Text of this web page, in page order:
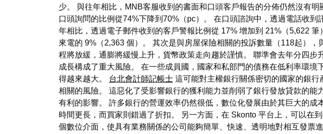
少。 與往年相比，MNB客服收到的書面和口頭客戶報告的分佈仍然沒有
口頭詢問的比例從74%下降到70%（pc）。 在口頭諮詢中，透過電話收
年相比，透過電子郵件收到的客戶警報比例從 17% 增加到 21%（5,622
來電的 9%（2,363 個）。 其次是與房屋保險相關的投訴數量（118起）
程將放緩，通膨將緩慢上升，貨幣政策走向趨於謹慎。 聯準會去年分四
成長構成了重大風險。 在一些成員國，國家和私部門的債務在低利率環
得越來越大。 台北會計師記帳士 這可能對主權銀行關係密切的國家的銀
相關的風險。 這惡化了受影響銀行的獲利能力並削弱了銀行發放貸款的
有利的影響。 許多銀行的營運效率仍然很低，數位化發展由於其巨大的
時間更長，而買家則錯過了折扣。 另一方面，在 Skonto 平台上，可以在
個數位介面，使具有業務關係的公司能夠簡單、快速、透明地對相互發票